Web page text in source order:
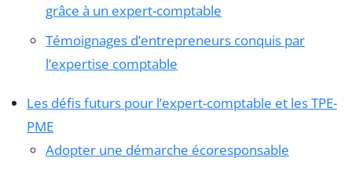
grâce à un expert-comptable
Témoignages d’entrepreneurs conquis par
l’expertise comptable
Les défis futurs pour l’expert-comptable et les TPE-
PME
Adopter une démarche écoresponsable